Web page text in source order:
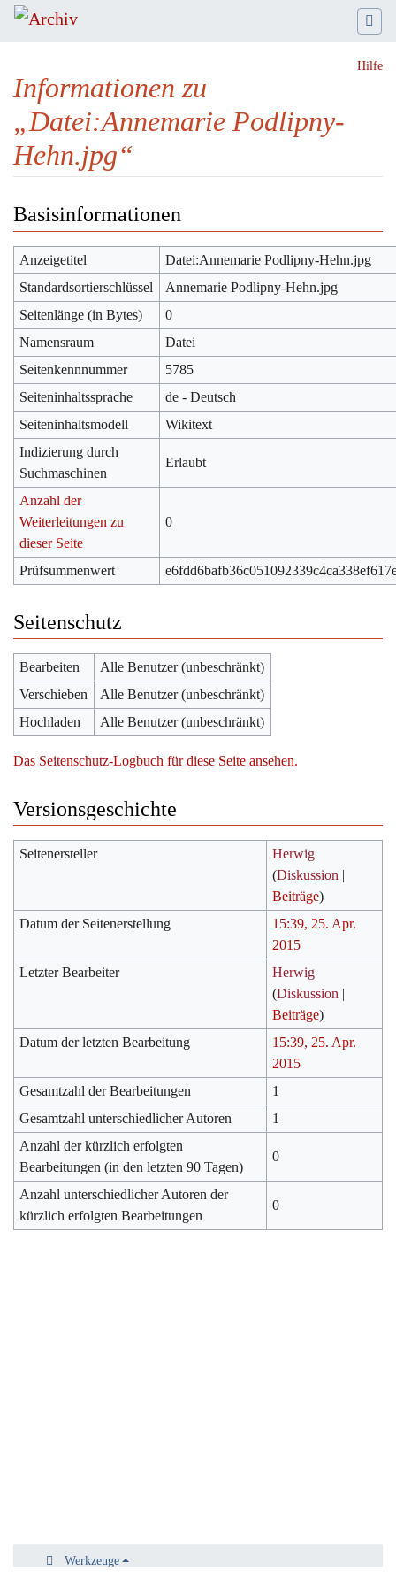
Hilfe
Informationen zu
„Datei:Annemarie Podlipny-
Hehn.jpg“
Basisinformationen
Anzeigetitel
Datei:Annemarie Podlipny-Hehn.jpg
Standardsortierschlüssel
Annemarie Podlipny-Hehn.jpg
Seitenlänge (in Bytes)
0
Namensraum
Datei
Seitenkennnummer
5785
Seiteninhaltssprache
de - Deutsch
Seiteninhaltsmodell
Wikitext
Indizierung durch
Suchmaschinen
Erlaubt
Anzahl der
Weiterleitungen zu
dieser Seite
0
Prüfsummenwert
Seitenschutz
Bearbeiten
Alle Benutzer (unbeschränkt)
Verschieben
Alle Benutzer (unbeschränkt)
Hochladen
Alle Benutzer (unbeschränkt)
Das Seitenschutz-Logbuch für diese Seite ansehen.
Versionsgeschichte
Seitenersteller
Herwig
(Diskussion |
Beiträge)
Datum der Seitenerstellung
15:39, 25. Apr.
2015
Letzter Bearbeiter
Herwig
(Diskussion |
Beiträge)
Datum der letzten Bearbeitung
15:39, 25. Apr.
2015
Gesamtzahl der Bearbeitungen
1
Gesamtzahl unterschiedlicher Autoren
1
Anzahl der kürzlich erfolgten
Bearbeitungen (in den letzten 90 Tagen)
0
Anzahl unterschiedlicher Autoren der
kürzlich erfolgten Bearbeitungen
0
Werkzeuge